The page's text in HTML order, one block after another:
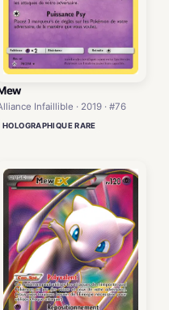
Infaillible · 2019 · #76
HOLOGRAPHIQUE RARE